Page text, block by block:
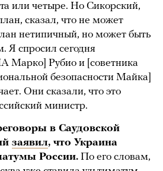
или четыре. Но Сикорский,
сказал, что не может
нетипичный, но может быть
Я спросил сегодня
Марко] Рубио и [советника
безопасности Майка]
Они сказали, что это
министр.
в Саудовской
заявил, что Украина
России. По его словам,